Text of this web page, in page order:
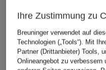
Leinensakko KIN Slim
CHF 449
Ihre Zustimmung zu
Breuninger verwendet auf
Technologien („Tools“). Mit
Partner (Drittanbieter) Tools,
Onlineangebot zu verbessern